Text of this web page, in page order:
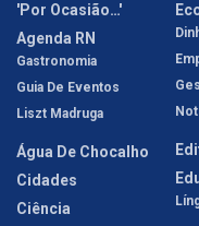
'Por Ocasião…'
Agenda RN
Gastronomia
Guia De Eventos
Liszt Madruga
Água De Chocalho
Cidades
Ciência